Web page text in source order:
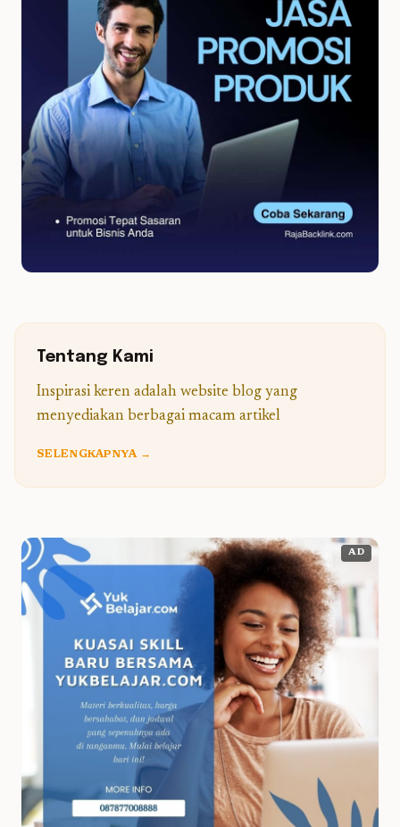
Tentang Kami
Inspirasi keren adalah website blog yang
menyediakan berbagai macam artikel
SELENGKAPNYA →
AD